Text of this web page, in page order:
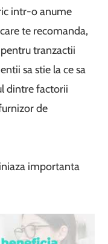
intr-o anume
te recomanda,
tranzactii
sa stie la ce sa
dintre factorii
de
importanta